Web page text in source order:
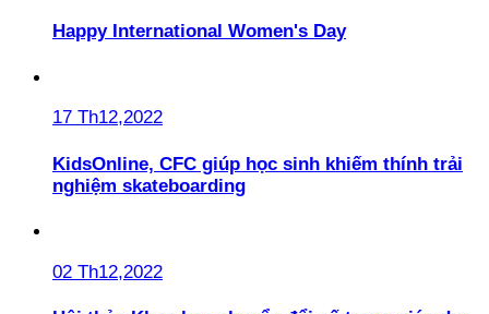
Happy International Women's Day
17 Th12,2022
KidsOnline, CFC giúp học sinh khiếm thính trải
nghiệm skateboarding
02 Th12,2022